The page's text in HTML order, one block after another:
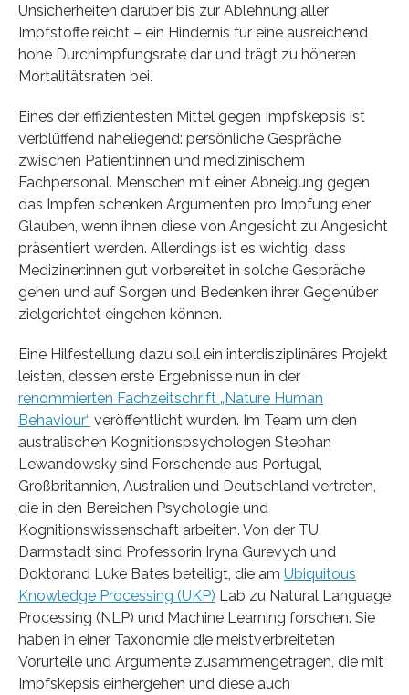
Unsicherheiten darüber bis zur Ablehnung aller
Impfstoffe reicht – ein Hindernis für eine ausreichend
hohe Durchimpfungsrate dar und trägt zu höheren
Mortalitätsraten bei.
Eines der effizientesten Mittel gegen Impfskepsis ist
verblüffend naheliegend: persönliche Gespräche
zwischen Patient:innen und medizinischem
Fachpersonal. Menschen mit einer Abneigung gegen
das Impfen schenken Argumenten pro Impfung eher
Glauben, wenn ihnen diese von Angesicht zu Angesicht
präsentiert werden. Allerdings ist es wichtig, dass
Mediziner:innen gut vorbereitet in solche Gespräche
gehen und auf Sorgen und Bedenken ihrer Gegenüber
zielgerichtet eingehen können.
Eine Hilfestellung dazu soll ein interdisziplinäres Projekt
leisten, dessen erste Ergebnisse nun in der
renommierten Fachzeitschrift „Nature Human
Behaviour“ veröffentlicht wurden. Im Team um den
australischen Kognitionspsychologen Stephan
Lewandowsky sind Forschende aus Portugal,
Großbritannien, Australien und Deutschland vertreten,
die in den Bereichen Psychologie und
Kognitionswissenschaft arbeiten. Von der TU
Darmstadt sind Professorin Iryna Gurevych und
Doktorand Luke Bates beteiligt, die am Ubiquitous
Knowledge Processing (UKP) Lab zu Natural Language
Processing (NLP) und Machine Learning forschen. Sie
haben in einer Taxonomie die meistverbreiteten
Vorurteile und Argumente zusammengetragen, die mit
Impfskepsis einhergehen und diese auch